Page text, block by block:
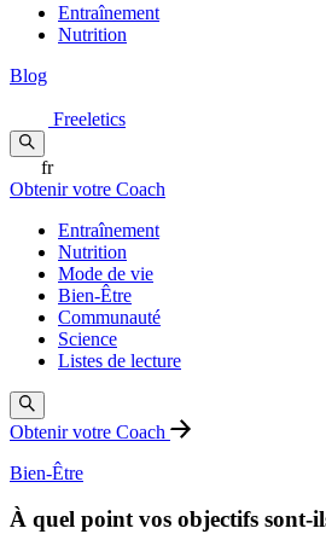
Entraînement
Nutrition
Blog
Freeletics
fr
Obtenir votre Coach
Entraînement
Nutrition
Mode de vie
Bien-Être
Communauté
Science
Listes de lecture
Obtenir votre Coach
Bien-Être
À quel point vos objectifs sont-